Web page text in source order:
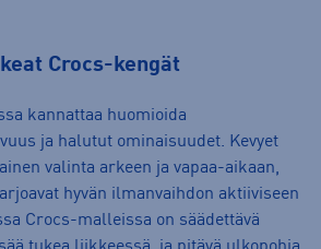
Crocs-kengät
kannattaa huomioida
ja halutut ominaisuudet. Kevyet
valinta arkeen ja vapaa-aikaan,
hyvän ilmanvaihdon aktiiviseen
Crocs-malleissa on säädettävä